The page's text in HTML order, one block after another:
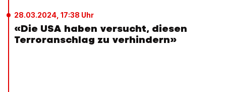
28.03.2024, 17:38 Uhr
«Die USA haben versucht, diesen
Terroranschlag zu verhindern»